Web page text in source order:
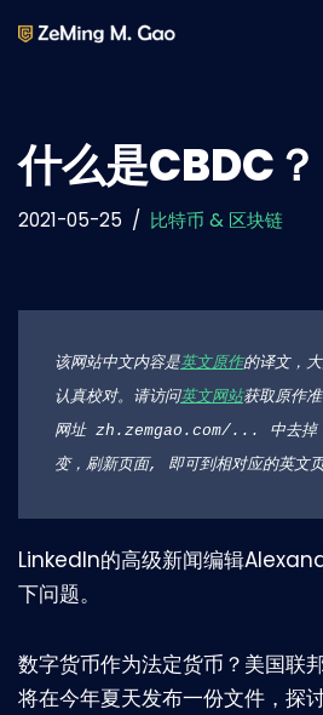
content
什么是CBDC？
2021-05-25 比特币 & 区块链
该网站中文内容是英文原作的译文，
认真校对。请访问英文网站获取原作
网址 zh.zemgao.com/... 中去掉
变，刷新页面, 即可到相对应的英文页
LinkedIn的高级新闻编辑
下问题。
数字货币作为法定货币？美国联
将在今年夏天发布一份文件，探